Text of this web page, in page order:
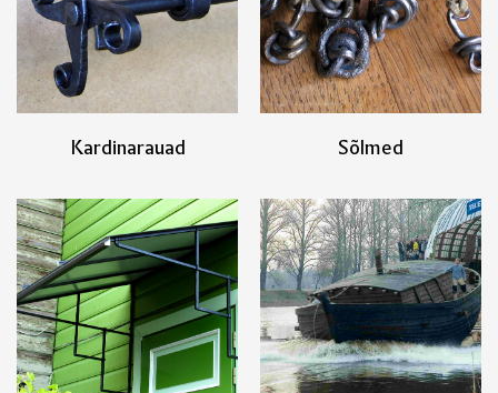
Kardinarauad Sõlmed